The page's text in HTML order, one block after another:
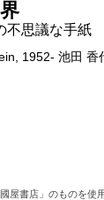
不思議な手紙
1952- 池田
屋書店」のものを使